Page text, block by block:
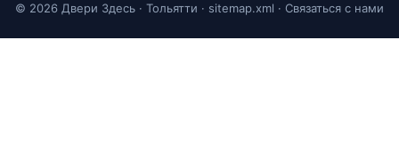
© 2026 Двери Здесь · Тольятти · sitemap.xml · Связаться с нами